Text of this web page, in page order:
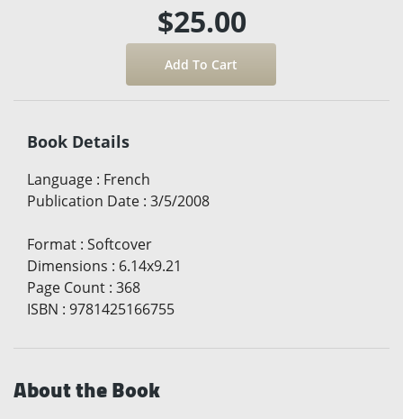
$25.00
Book Details
Language : French
Publication Date : 3/5/2008
Format : Softcover
Dimensions : 6.14x9.21
Page Count : 368
ISBN : 9781425166755
About the Book